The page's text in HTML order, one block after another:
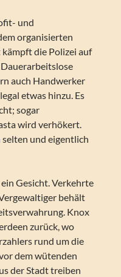
und
organisierten
die Polizei auf
auch Handwerker
etwas hinzu. Es
sogar
wird verhökert.
und eigentlich
Gesicht. Verkehrte
behält
Knox
zurück, wo
rund um die
dem wütenden
der Stadt treiben